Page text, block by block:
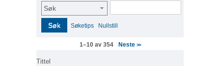
Søk
Søk Søketips Nullstill
1–10 av 354 Neste >>
Tittel